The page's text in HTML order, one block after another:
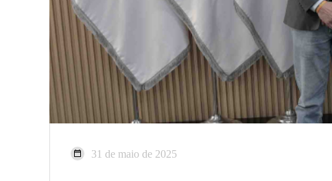
31 de maio de 2025